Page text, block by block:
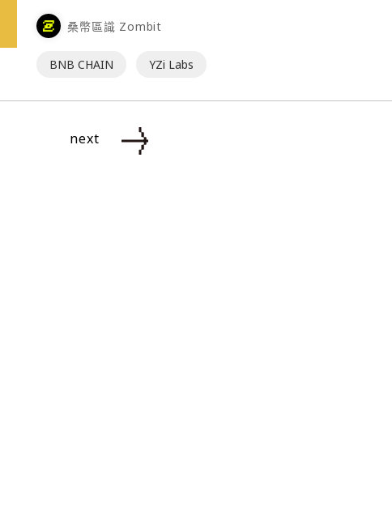
人，特別聚焦於 BNB Chain，並邀請更多長期創辦人專注於
基於 BNB 的創新領域，包括交易、RWA（現實資產代幣
化）、AI、D⋯
桑幣區識 Zombit
BNB CHAIN YZi Labs
next